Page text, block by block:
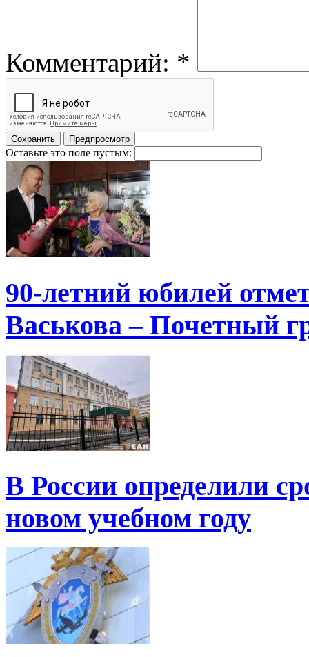
Комментарий: *
Оставьте это поле пустым:
90-летний юбилей
Васькова – Почетный
В России определили
новом учебном году